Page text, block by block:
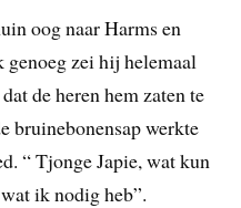
oog naar Harms en
zei hij helemaal
de heren hem zaten te
bruinebonensap werkte
“ Tjonge Japie, wat kun
ik nodig heb”.